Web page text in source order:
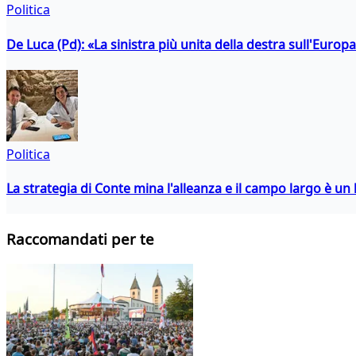
Politica
De Luca (Pd): «La sinistra più unita della destra
Politica
La strategia di Conte mina l'alleanza e il campo largo è
Raccomandati per te